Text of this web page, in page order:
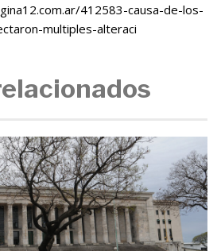
412583-causa-de-los-
multiples-alteraci